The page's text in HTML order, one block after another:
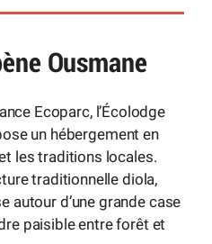
Ousmane
Ecoparc, l’Écolodge
un hébergement en
les traditions locales.
traditionnelle diola,
autour d’une grande case
paisible entre forêt et